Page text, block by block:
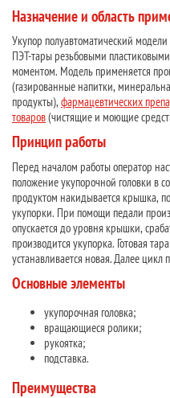
Назначение и область
Укупор полуавтоматический
ПЭТ-тары резьбовыми
моментом. Модель применяется
(газированные напитки,
продукты),фармацевтических
товаров(чистящие и моющие
Принцип работы
Перед началом работы оператор
положение укупорочной головки в
продуктом накидывается крышка,
укупорки. При помощи педали
опускается до уровня крышки,
производится укупорка. Готовая
устанавливается новая. Далее цикл
Основные элементы
укупорочная головка;
вращающиеся ролики;
рукоятка;
подставка.
Преимущества